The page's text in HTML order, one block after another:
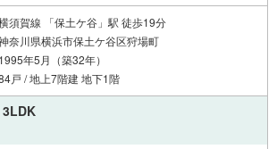
須賀線 「保土ケ谷」駅 徒歩19分
奈川県横浜市保土ケ谷区狩場町
1995年5月（築32年）
戸 / 地上7階建 地下1階